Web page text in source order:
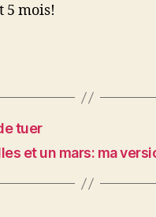
5 mois!
tuer
et un mars: ma